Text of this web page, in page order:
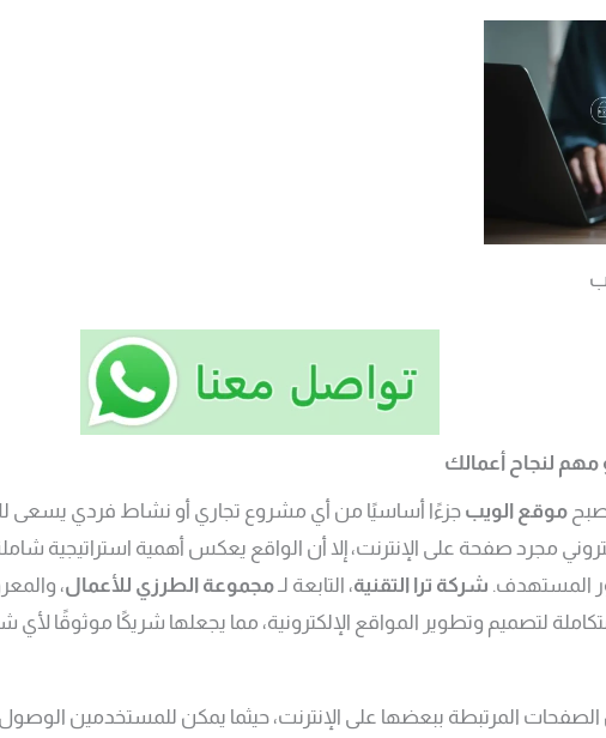
مهم لنجاح أعمالك
موقع الويب جزءًا أساسيًا من أي مشروع تجاري أو نشاط فردي يسعى
مجرد صفحة على الإنترنت، إلا أن الواقع يعكس أهمية استراتيجية
المستهدف. شركة ترا التقنية، التابعة لـمجموعة الطرزي للأعمال،
لتصميم وتطوير المواقع الإلكترونية، مما يجعلها شريكًا موثوقًا
المرتبطة ببعضها على الإنترنت، حيثما يمكن للمستخدمين الوصول